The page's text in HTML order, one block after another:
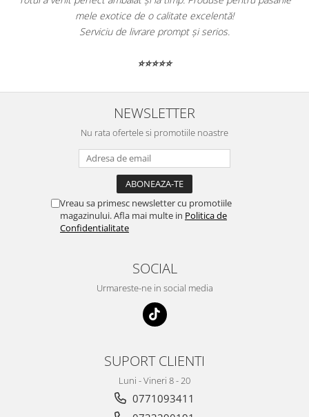
mele exotice de o calitate excelentă!
Serviciu de livrare prompt și serios.
⭐⭐⭐⭐⭐
NEWSLETTER
Nu rata ofertele si promotiile noastre
Vreau sa primesc newsletter cu promotiile
magazinului. Afla mai multe in Politica de
Confidentialitate
SOCIAL
Urmareste-ne in social media
SUPORT CLIENTI
Luni - Vineri 8 - 20
0771093411